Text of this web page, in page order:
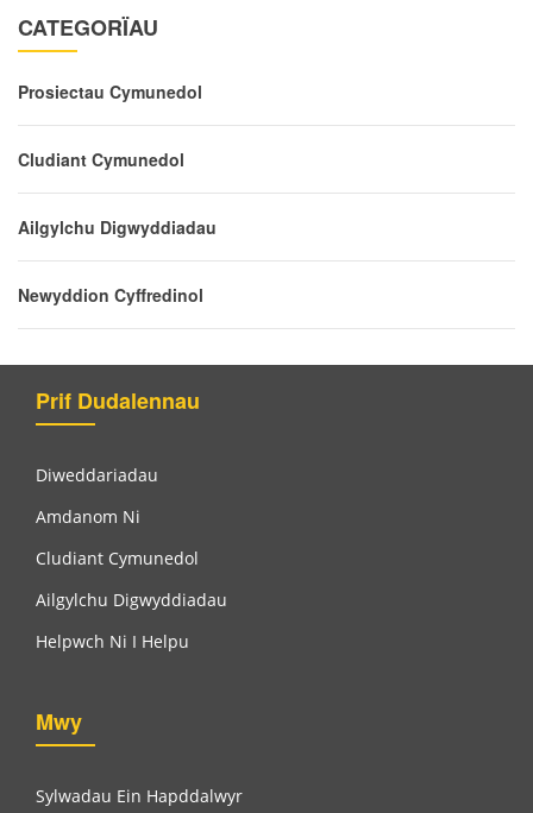
CATEGORÏAU
Prosiectau Cymunedol
Cludiant Cymunedol
Ailgylchu Digwyddiadau
Newyddion Cyffredinol
Prif Dudalennau
Diweddariadau
Amdanom Ni
Cludiant Cymunedol
Ailgylchu Digwyddiadau
Helpwch Ni I Helpu
Mwy
Sylwadau Ein Hapddalwyr